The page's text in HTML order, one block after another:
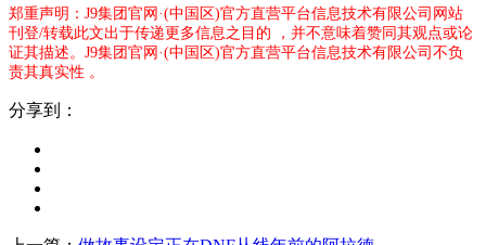
郑重声明：J9集团官网·(中国区)官方直营平台信息技术有限公司网站
刊登/转载此文出于传递更多信息之目的 ，并不意味着赞同其观点或论
证其描述。J9集团官网·(中国区)官方直营平台信息技术有限公司不负
责其真实性 。
分享到：